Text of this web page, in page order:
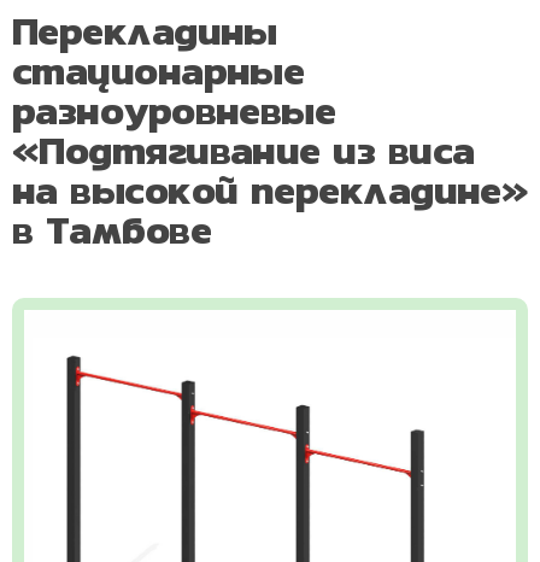
Перекладины
стационарные
разноуровневые
«Подтягивание из виса
на высокой перекладине»
в Тамбове